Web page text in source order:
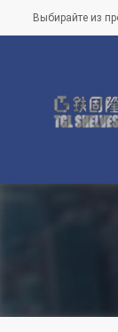
Выбирайте из